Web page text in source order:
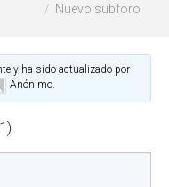
Nuevo subforo
y ha sido actualizado por
Anónimo.